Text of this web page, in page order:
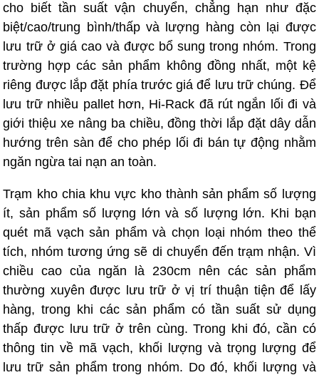
cho biết tần suất vận chuyển, chẳng hạn như đặc
biệt/cao/trung bình/thấp và lượng hàng còn lại được
lưu trữ ở giá cao và được bổ sung trong nhóm. Trong
trường hợp các sản phẩm không đồng nhất, một kệ
riêng được lắp đặt phía trước giá để lưu trữ chúng. Để
lưu trữ nhiều pallet hơn, Hi-Rack đã rút ngắn lối đi và
giới thiệu xe nâng ba chiều, đồng thời lắp đặt dây dẫn
hướng trên sàn để cho phép lối đi bán tự động nhằm
ngăn ngừa tai nạn an toàn.
Trạm kho chia khu vực kho thành sản phẩm số lượng
ít, sản phẩm số lượng lớn và số lượng lớn. Khi bạn
quét mã vạch sản phẩm và chọn loại nhóm theo thể
tích, nhóm tương ứng sẽ di chuyển đến trạm nhận. Vì
chiều cao của ngăn là 230cm nên các sản phẩm
thường xuyên được lưu trữ ở vị trí thuận tiện để lấy
hàng, trong khi các sản phẩm có tần suất sử dụng
thấp được lưu trữ ở trên cùng. Trong khi đó, cần có
thông tin về mã vạch, khối lượng và trọng lượng để
lưu trữ sản phẩm trong nhóm. Do đó, khối lượng và